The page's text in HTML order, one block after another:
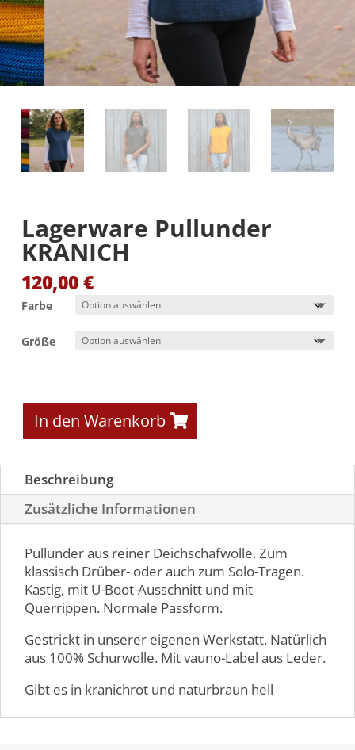
Lagerware Pullunder
KRANICH
120,00€
Farbe
Größe
In den Warenkorb
Beschreibung
Zusätzliche Informationen
Pullunder aus reiner Deichschafwolle. Zum
klassisch Drüber- oder auch zum Solo-Tragen.
Kastig, mit U-Boot-Ausschnitt und mit
Querrippen. Normale Passform.
Gestrickt in unserer eigenen Werkstatt. Natürlich
aus 100% Schurwolle. Mit vauno-Label aus Leder.
Gibt es in kranichrot und naturbraun hell